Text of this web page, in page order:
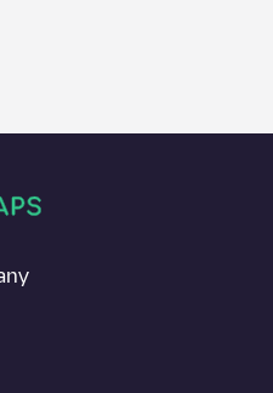
bas de la page le point de
sous "points de charge les
ainsi que leur
surface et leur distance en